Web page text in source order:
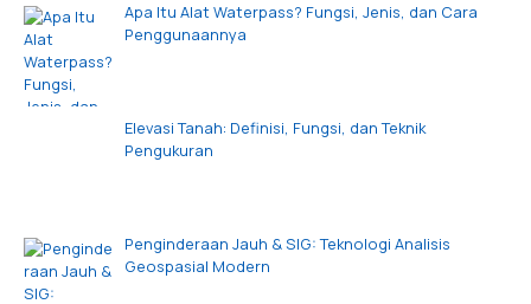
Apa Itu Alat Waterpass? Fungsi, Jenis, dan Cara
Penggunaannya
Elevasi Tanah: Definisi, Fungsi, dan Teknik
Pengukuran
Penginderaan Jauh & SIG: Teknologi Analisis
Geospasial Modern